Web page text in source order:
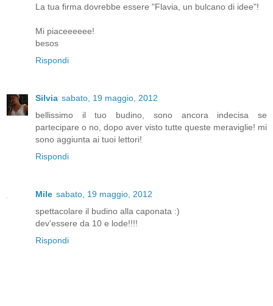
La tua firma dovrebbe essere "Flavia, un bulcano di idee"!
Mi piaceeeeee!
besos
Rispondi
Silvia sabato, 19 maggio, 2012
bellissimo il tuo budino, sono ancora indecisa se
partecipare o no, dopo aver visto tutte queste meraviglie! mi
sono aggiunta ai tuoi lettori!
Rispondi
Mile sabato, 19 maggio, 2012
spettacolare il budino alla caponata :)
dev'essere da 10 e lode!!!!
Rispondi